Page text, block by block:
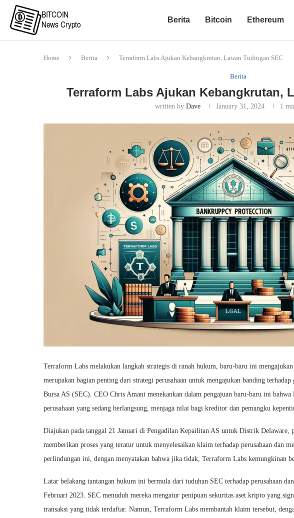
Berita Bitcoin Ethereum
Home Berita Terraform Labs Ajukan Kebangkrutan, Lawan Tudingan SEC
Berita
Terraform Labs Ajukan Kebangkrutan,
written byDave January 31, 2024 1
Terraform Labs melakukan langkah strategis di ranah hukum, baru-baru ini
merupakan bagian penting dari strategi perusahaan untuk mengajukan banding
Bursa AS (SEC). CEO Chris Amani menekankan dalam pengajuan baru-baru ini
perusahaan yang sedang berlangsung, menjaga nilai bagi kreditor dan pemangku
Diajukan pada tanggal 21 Januari di Pengadilan Kepailitan AS untuk Distrik Delaware,
memberikan proses yang teratur untuk menyelesaikan klaim terhadap perusahaan dan
perlindungan ini, dengan menyatakan bahwa jika tidak, Terraform Labs kemungkinan
Latar belakang tantangan hukum ini bermula dari tuduhan SEC terhadap perusahaan
Februari 2023. SEC menuduh mereka mengatur penipuan sekuritas aset kripto yang
transaksi yang tidak terdaftar. Namun, Terraform Labs membantah klaim tersebut,